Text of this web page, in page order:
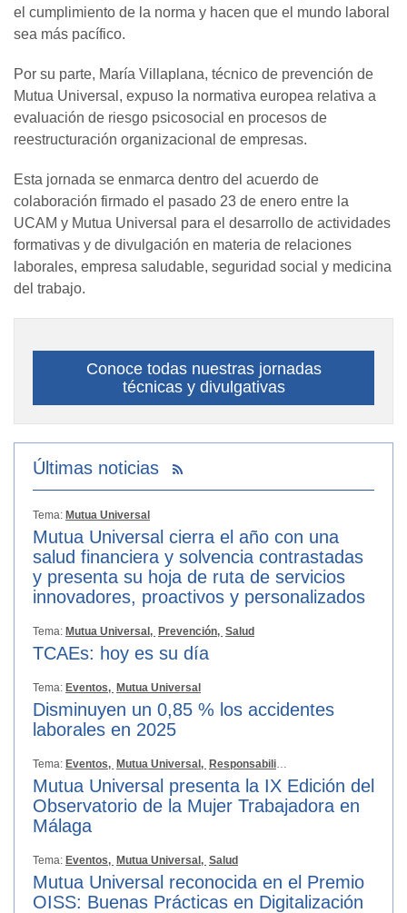
el cumplimiento de la norma y hacen que el mundo laboral
sea más pacífico.
Por su parte, María Villaplana, técnico de prevención de
Mutua Universal, expuso la normativa europea relativa a
evaluación de riesgo psicosocial en procesos de
reestructuración organizacional de empresas.
Esta jornada se enmarca dentro del acuerdo de
colaboración firmado el pasado 23 de enero entre la
UCAM y Mutua Universal para el desarrollo de actividades
formativas y de divulgación en materia de relaciones
laborales, empresa saludable, seguridad social y medicina
del trabajo.
Conoce todas nuestras jornadas
técnicas y divulgativas
Últimas noticias
Tema: Mutua Universal
Mutua Universal cierra el año con una
salud financiera y solvencia contrastadas
y presenta su hoja de ruta de servicios
innovadores, proactivos y personalizados
Tema: Mutua Universal, Prevención, Salud
TCAEs: hoy es su día
Tema: Eventos, Mutua Universal
Disminuyen un 0,85 % los accidentes
laborales en 2025
Tema: Eventos, Mutua Universal, Responsabilidad Social
Mutua Universal presenta la IX Edición del
Observatorio de la Mujer Trabajadora en
Málaga
Tema: Eventos, Mutua Universal, Salud
Mutua Universal reconocida en el Premio
OISS: Buenas Prácticas en Digitalización